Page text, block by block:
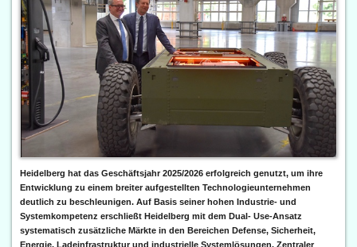
Heidelberg hat das Geschäftsjahr 2025/2026 erfolgreich genutzt, um ihre
Entwicklung zu einem breiter aufgestellten Technologieunternehmen
deutlich zu beschleunigen. Auf Basis seiner hohen Industrie- und
Systemkompetenz erschließt Heidelberg mit dem Dual- Use-Ansatz
systematisch zusätzliche Märkte in den Bereichen Defense, Sicherheit,
Energie, Ladeinfrastruktur und industrielle Systemlösungen. Zentraler